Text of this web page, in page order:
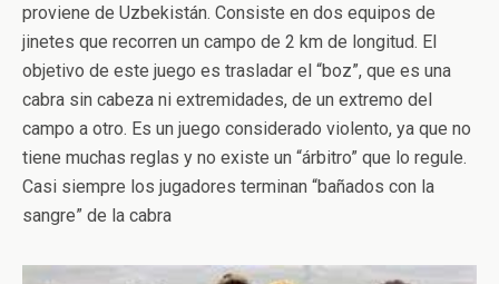
proviene de Uzbekistán. Consiste en dos equipos de
jinetes que recorren un campo de 2 km de longitud. El
objetivo de este juego es trasladar el “boz”, que es una
cabra sin cabeza ni extremidades, de un extremo del
campo a otro. Es un juego considerado violento, ya que no
tiene muchas reglas y no existe un “árbitro” que lo regule.
Casi siempre los jugadores terminan “bañados con la
sangre” de la cabra